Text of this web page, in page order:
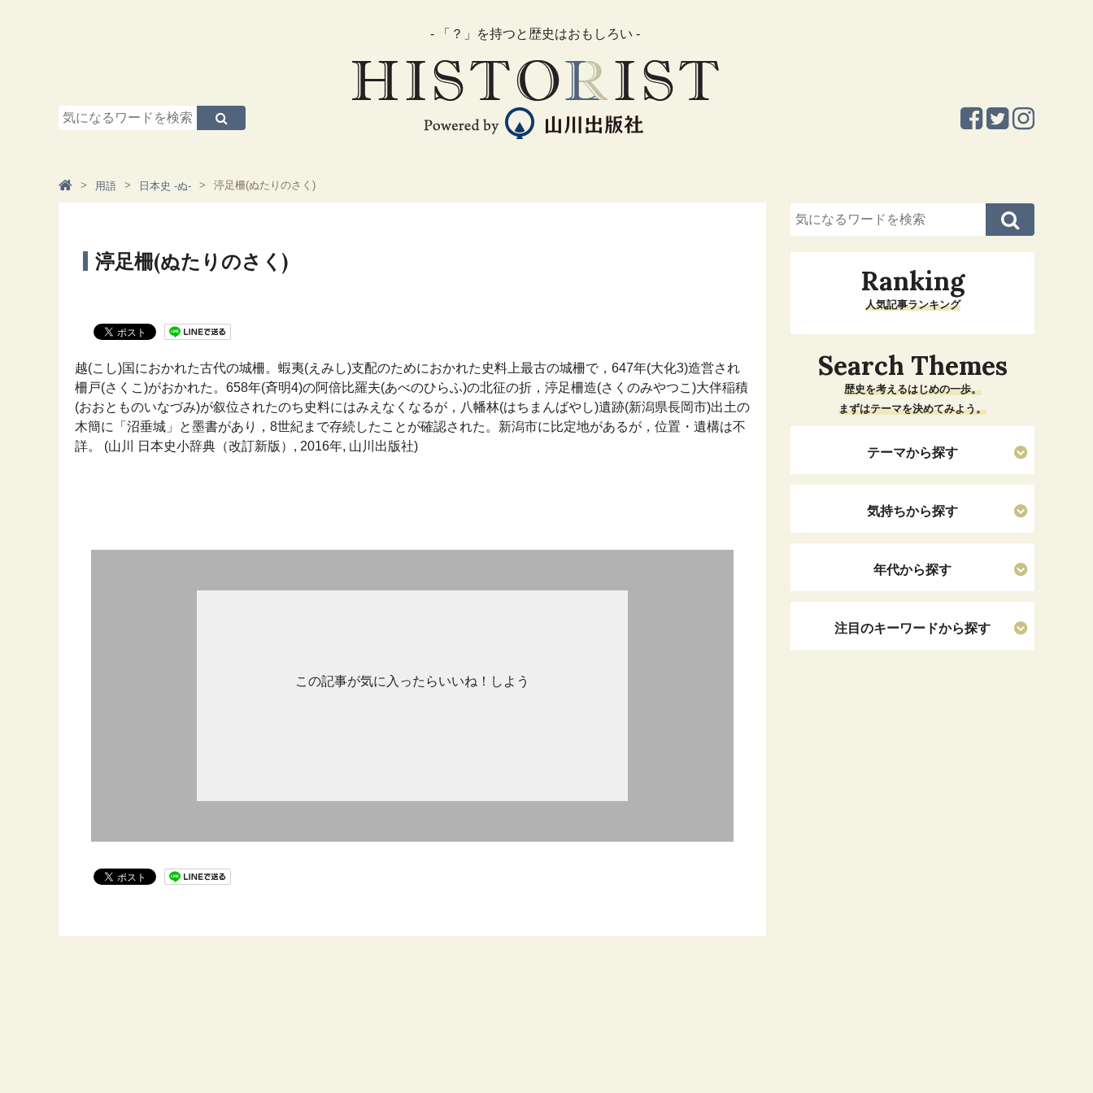
- 「？」を持つと歴史はおもしろい -
用語 日本史 -ぬ- 渟足柵(ぬたりのさく)
渟足柵(ぬたりのさく)
越(こし)国におかれた古代の城柵。蝦夷(えみし)支配のためにおかれた史料上最古の城柵で，647年(大化3)造営され
柵戸(さくこ)がおかれた。658年(斉明4)の阿倍比羅夫(あべのひらふ)の北征の折，渟足柵造(さくのみやつこ)大伴稲積
(おおとものいなづみ)が叙位されたのち史料にはみえなくなるが，八幡林(はちまんばやし)遺跡(新潟県長岡市)出土の
木簡に「沼垂城」と墨書があり，8世紀まで存続したことが確認された。新潟市に比定地があるが，位置・遺構は不
詳。 (山川 日本史小辞典（改訂新版）, 2016年, 山川出版社)
この記事が気に入ったらいいね！しよう
Ranking
人気記事ランキング
Search Themes
歴史を考えるはじめの一歩。
まずはテーマを決めてみよう。
テーマから探す
気持ちから探す
年代から探す
注目のキーワードから探す